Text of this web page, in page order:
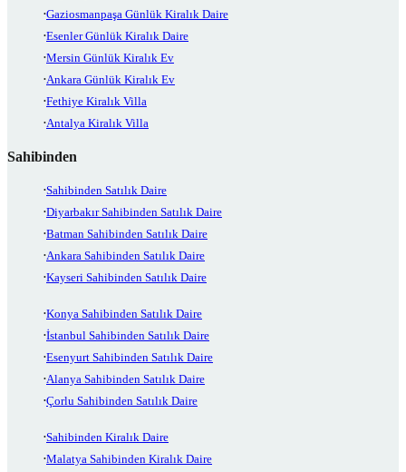
Gaziosmanpaşa Günlük Kiralık Daire
Esenler Günlük Kiralık Daire
Mersin Günlük Kiralık Ev
Ankara Günlük Kiralık Ev
Fethiye Kiralık Villa
Antalya Kiralık Villa
Sahibinden
Sahibinden Satılık Daire
Diyarbakır Sahibinden Satılık Daire
Batman Sahibinden Satılık Daire
Ankara Sahibinden Satılık Daire
Kayseri Sahibinden Satılık Daire
Konya Sahibinden Satılık Daire
İstanbul Sahibinden Satılık Daire
Esenyurt Sahibinden Satılık Daire
Alanya Sahibinden Satılık Daire
Çorlu Sahibinden Satılık Daire
Sahibinden Kiralık Daire
Malatya Sahibinden Kiralık Daire